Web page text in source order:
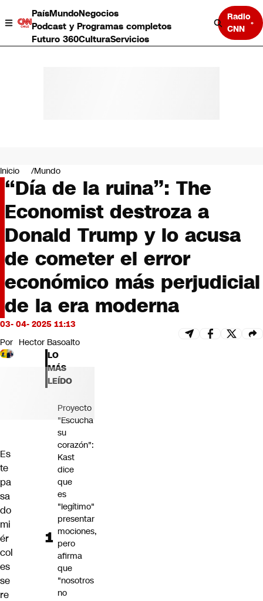
PaísMundoNegocios
Podcast y Programas completos
Futuro 360CulturaServicios
Radio
CNN
Negocios
Deportes
Programas completos
Cultura
Servicios
Bits
CNN tiempo
Futuro 360
Opinión
Inicio Mundo
“Día de la ruina”: The
Economist destroza a
Donald Trump y lo acusa
de cometer el error
económico más perjudicial
de la era moderna
03- 04- 2025 11:13
Por Hector Basoalto
Es
te
pa
sa
do
mi
ér
col
es
se
re
LO
MÁS
LEÍDO
Proyecto
"Escucha
su
corazón":
Kast
dice
que
es
"legítimo"
presentar
mociones,
pero
afirma
que
"nosotros
no